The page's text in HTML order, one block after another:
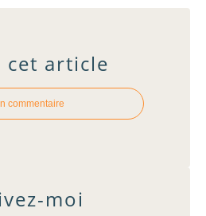
cet article
commentaire
moi